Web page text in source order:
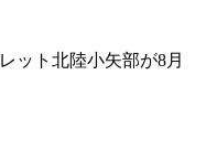
ット北陸小矢部が8月